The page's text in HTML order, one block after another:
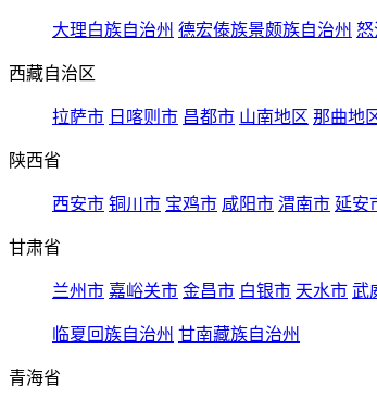
大理白族自治州 德宏傣族景颇族自治州
西藏自治区
拉萨市 日喀则市 昌都市 山南地区 那曲地
陕西省
西安市 铜川市 宝鸡市 咸阳市 渭南市 延安
甘肃省
兰州市 嘉峪关市 金昌市 白银市 天水市 武
临夏回族自治州 甘南藏族自治州
青海省